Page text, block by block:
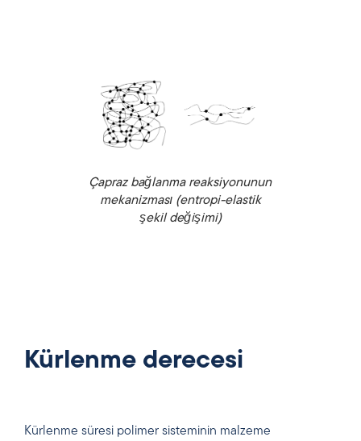
Çapraz bağlanma reaksiyonunun
mekanizması (entropi-elastik
şekil değişimi)
Kürlenme derecesi
Kürlenme süresi polimer sisteminin malzeme